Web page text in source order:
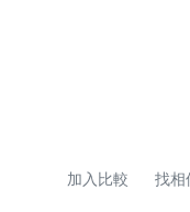
加入比較 找相